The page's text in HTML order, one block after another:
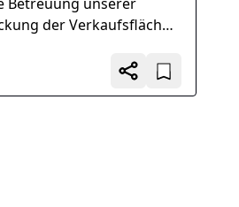
der Verkaufsflächen